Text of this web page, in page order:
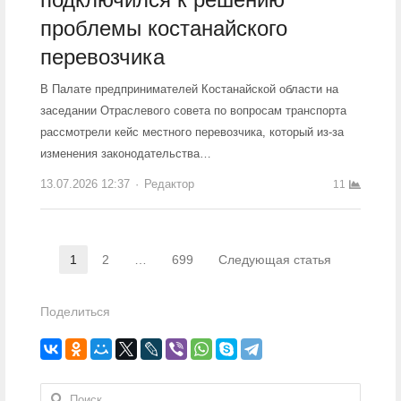
проблемы костанайского
перевозчика
В Палате предпринимателей Костанайской области на
заседании Отраслевого совета по вопросам транспорта
рассмотрели кейс местного перевозчика, который из-за
изменения законодательства…
13.07.2026 12:37 Author
Редактор 11
Навигация по записям
Страница
1 Страница
2 Страница
699 Следующая статья
Поделиться
Найти: